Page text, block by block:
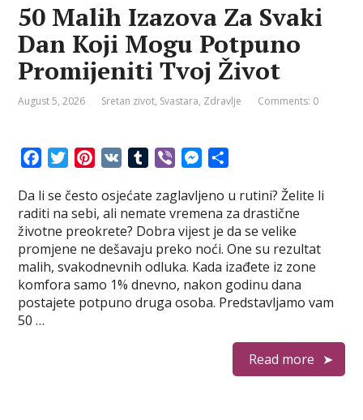
50 Malih Izazova Za Svaki
Dan Koji Mogu Potpuno
Promijeniti Tvoj Život
August 5, 2026 Sretan zivot, Svastara, Zdravlje Comments: 0
c
e
b
o
o
k
T
i
t
t
e
r
n
t
e
r
e
s
m
b
l
r
b
e
r
M
s
s
e
n
g
e
a
r
e
Da li se često osjećate zaglavljeno u rutini? Želite li
raditi na sebi, ali nemate vremena za drastične
životne preokrete? ​Dobra vijest je da se velike
promjene ne dešavaju preko noći. One su rezultat
malih, svakodnevnih odluka. Kada izađete iz zone
komfora samo 1% dnevno, nakon godinu dana
postajete potpuno druga osoba. ​Predstavljamo vam
50 …
Read more